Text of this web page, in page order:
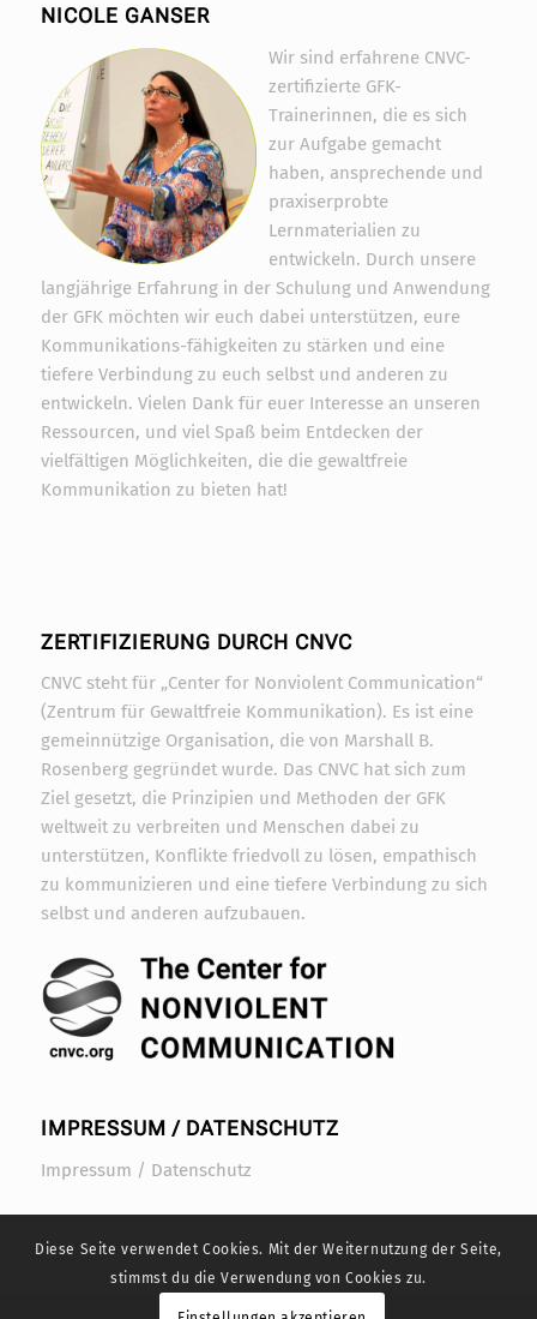
NICOLE GANSER
Wir sind erfahrene CNVC-
zertifizierte GFK-
Trainerinnen, die es sich
zur Aufgabe gemacht
haben, ansprechende und
praxiserprobte
Lernmaterialien zu
entwickeln. Durch unsere
langjährige Erfahrung in der Schulung und Anwendung
der GFK möchten wir euch dabei unterstützen, eure
Kommunikations-fähigkeiten zu stärken und eine
tiefere Verbindung zu euch selbst und anderen zu
entwickeln. Vielen Dank für euer Interesse an unseren
Ressourcen, und viel Spaß beim Entdecken der
vielfältigen Möglichkeiten, die die gewaltfreie
Kommunikation zu bieten hat!
ZERTIFIZIERUNG DURCH CNVC
CNVC steht für „Center for Nonviolent Communication“
(Zentrum für Gewaltfreie Kommunikation). Es ist eine
gemeinnützige Organisation, die von Marshall B.
Rosenberg gegründet wurde. Das CNVC hat sich zum
Ziel gesetzt, die Prinzipien und Methoden der GFK
weltweit zu verbreiten und Menschen dabei zu
unterstützen, Konflikte friedvoll zu lösen, empathisch
zu kommunizieren und eine tiefere Verbindung zu sich
selbst und anderen aufzubauen.
IMPRESSUM / DATENSCHUTZ
Impressum / Datenschutz
Diese Seite verwendet Cookies. Mit der Weiternutzung der Seite,
stimmst du die Verwendung von Cookies zu.